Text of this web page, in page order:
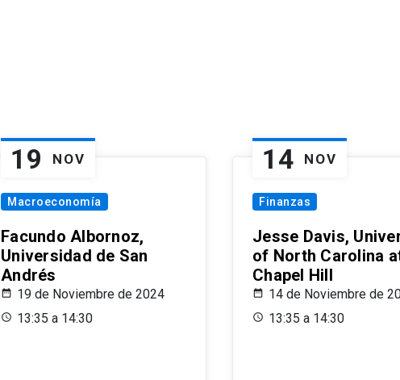
19 NOV
Macroeconomía
Facundo Albornoz,
Universidad de San
Andrés
19 de Noviembre de 2024
13:35 a 14:30
14 NOV
Finanzas
Jesse Davis,
of North Carolina
Chapel Hill
14 de Noviembre de
13:35 a 14:30